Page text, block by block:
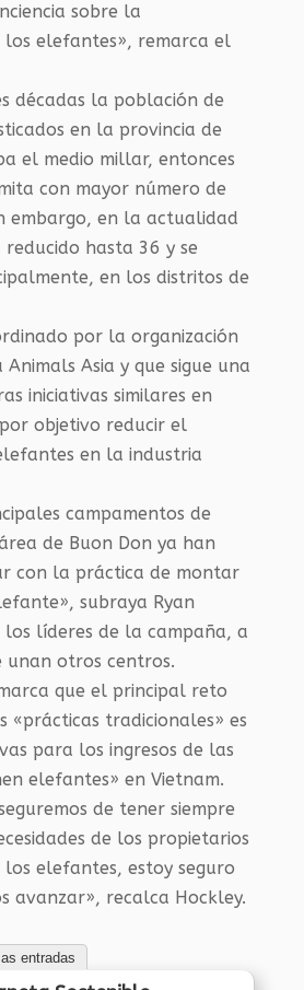
sobre la
los elefantes», remarca el
décadas la población de
en la provincia de
el medio millar, entonces
con mayor número de
embargo, en la actualidad
hasta 36 y se
en los distritos de
por la organización
Asia y que sigue una
iniciativas similares en
objetivo reducir el
en la industria
campamentos de
de Buon Don ya han
con la práctica de montar
subraya Ryan
los líderes de la campaña, a
unan otros centros.
que el principal reto
«prácticas tradicionales» es
para los ingresos de las
elefantes» en Vietnam.
de tener siempre
de los propietarios
elefantes, estoy seguro
avanzar», recalca Hockley.
entradas